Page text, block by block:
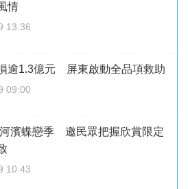
情
13:36
逾1.3億元 屏東啟動全品項救助
09:00
濱蝶戀季 邀民眾把握欣賞限定
10:43